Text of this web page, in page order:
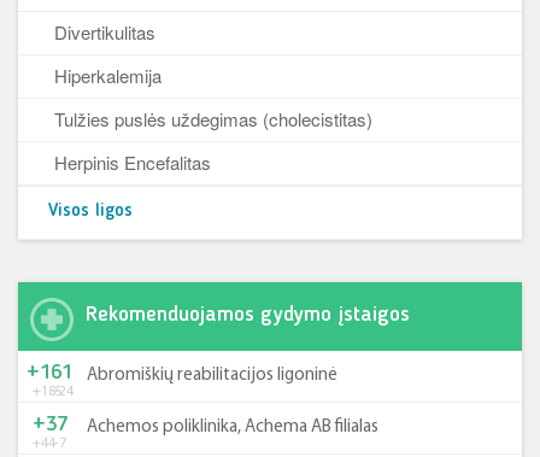
Divertikulitas
Hiperkalemija
Tulžies puslės uždegimas (cholecistitas)
Herpinis Encefalitas
Visos ligos
Rekomenduojamos gydymo įstaigos
+185-24
+161 Abromiškių reabilitacijos ligoninė
+44-7
+37 Achemos poliklinika, Achema AB filialas